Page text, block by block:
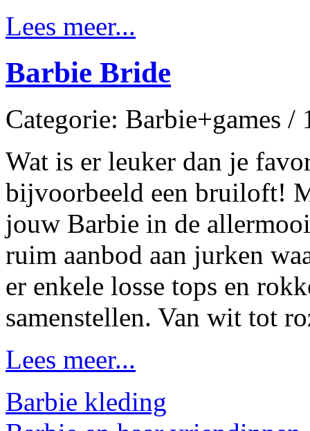
Lees meer...
Barbie Bride
Categorie: Barbie+games
Wat is er leuker dan je
bijvoorbeeld een bruiloft!
jouw Barbie in de
ruim aanbod aan jurken
er enkele losse tops en
samenstellen. Van wit tot
Lees meer...
Barbie kleding